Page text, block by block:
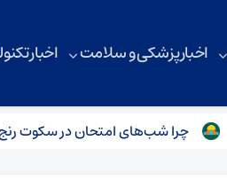
اخبار پزشکی و سلامت اخبار
شب‌های امتحان در سکوت رنج